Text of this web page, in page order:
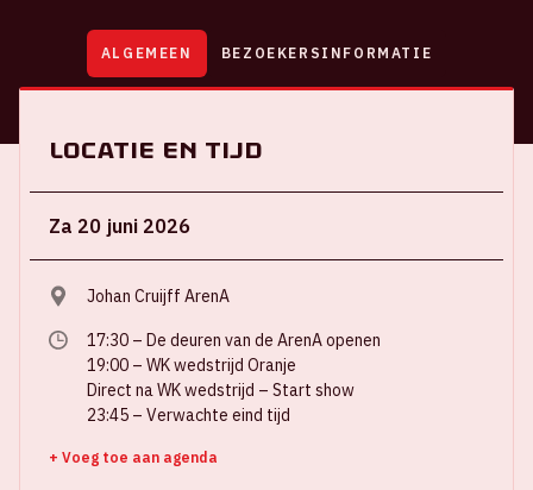
ALGEMEEN BEZOEKERSINFORMATIE
Locatie en tijd
Za 20 juni 2026
Johan Cruijff ArenA
17:30 – De deuren van de ArenA openen
19:00 – WK wedstrijd Oranje
Direct na WK wedstrijd – Start show
23:45 – Verwachte eind tijd
+ Voeg toe aan agenda